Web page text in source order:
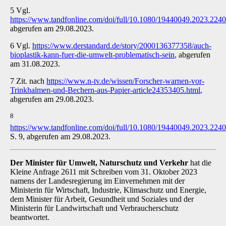
5 Vgl.
https://www.tandfonline.com/doi/full/10.1080/
abgerufen am 29.08.2023.
6 Vgl. https://www.derstandard.de/story/2000136377358/auch-
bioplastik-kann-fuer-die-umwelt-problematisch-sein, abgerufen
am 31.08.2023.
7 Zit. nach https://www.n-tv.de/wissen/Forscher-warnen-vor-
Trinkhalmen-und-Bechern-aus-Papier-article24353405.html,
abgerufen am 29.08.2023.
8
https://www.tandfonline.com/doi/full/10.1080/
S. 9, abgerufen am 29.08.2023.
Der Minister für Umwelt, Naturschutz und Verkehr hat die
Kleine Anfrage 2611 mit Schrei­ben vom 31. Oktober 2023
namens der Landesregierung im Einvernehmen mit der
Ministerin für Wirtschaft, Industrie, Klimaschutz und Energie,
dem Minister für Arbeit, Gesundheit und Soziales und der
Ministerin für Landwirtschaft und Verbraucherschutz
beantwortet.